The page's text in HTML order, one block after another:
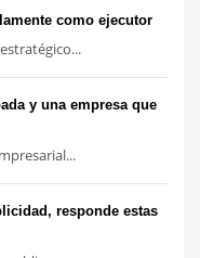
como ejecutor
y una empresa que
responde estas